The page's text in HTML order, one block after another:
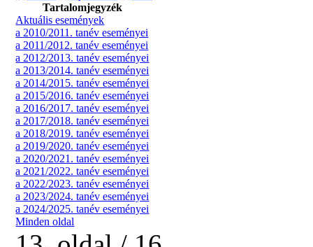
Tartalomjegyzék
Aktuális események
a 2010/2011. tanév eseményei
a 2011/2012. tanév eseményei
a 2012/2013. tanév eseményei
a 2013/2014. tanév eseményei
a 2014/2015. tanév eseményei
a 2015/2016. tanév eseményei
a 2016/2017. tanév eseményei
a 2017/2018. tanév eseményei
a 2018/2019. tanév eseményei
a 2019/2020. tanév eseményei
a 2020/2021. tanév eseményei
a 2021/2022. tanév eseményei
a 2022/2023. tanév eseményei
a 2023/2024. tanév eseményei
a 2024/2025. tanév eseményei
Minden oldal